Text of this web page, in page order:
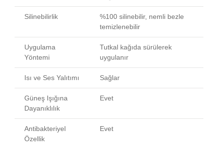
Silinebilirlik
%100 silinebilir, nemli bezle
temizlenebilir
Uygulama
Yöntemi
Tutkal kağıda sürülerek
uygulanır
Isı ve Ses Yalıtımı Sağlar
Güneş Işığına
Dayanıklılık
Evet
Antibakteriyel
Özellik
Evet